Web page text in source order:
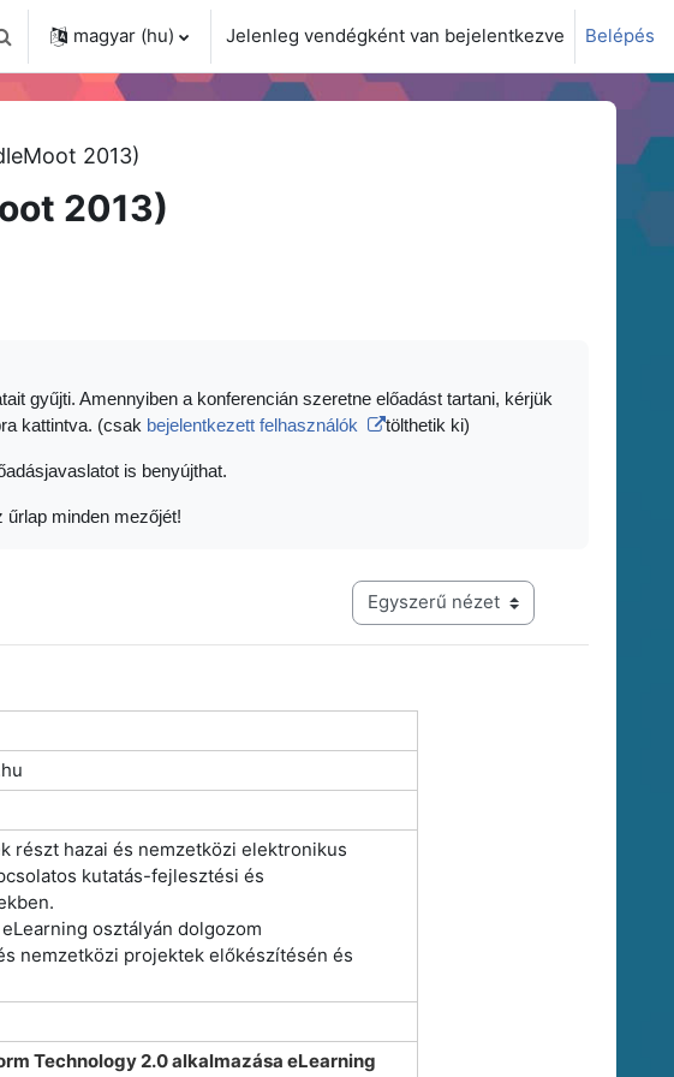
bemeneti adatok váltása
magyar ‎(hu)‎ Jelenleg vendégként van bejelentkezve Belépés
2013)
2013)
gyűjti. Amennyiben a konferencián szeretne előadást tartani, kérjük
kattintva. (csak bejelentkezett felhasználók tölthetik ki)
is benyújthat.
űrlap minden mezőjét!
Harmadik szintű navigáció megtekintési módja
részt hazai és nemzetközi elektronikus
kutatás-fejlesztési és
osztályán dolgozom
nemzetközi projektek előkészítésén és
Technology 2.0 alkalmazása eLearning